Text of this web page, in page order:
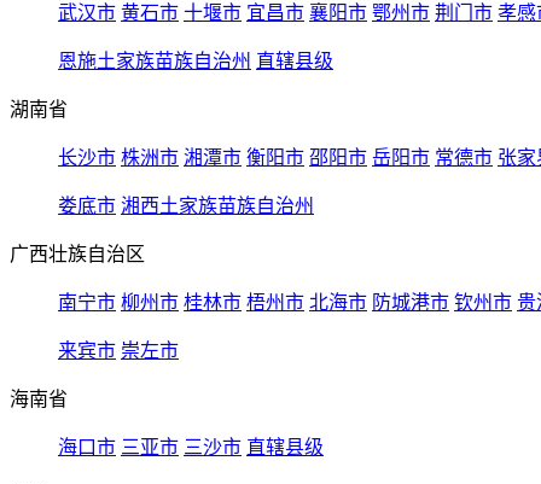
武汉市 黄石市 十堰市 宜昌市 襄阳市 鄂州市 荆门市 孝感
恩施土家族苗族自治州 直辖县级
湖南省
长沙市 株洲市 湘潭市 衡阳市 邵阳市 岳阳市 常德市 张家
娄底市 湘西土家族苗族自治州
广西壮族自治区
南宁市 柳州市 桂林市 梧州市 北海市 防城港市 钦州市 贵
来宾市 崇左市
海南省
海口市 三亚市 三沙市 直辖县级